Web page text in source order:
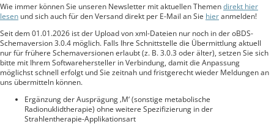
Wie immer können Sie unseren Newsletter mit aktuellen Themendirekt hier
lesen und sich auch für den Versand direkt per E-Mail an Sie hieranmelden!
Seit dem 01.01.2026 ist der Upload von xml-Dateien nur noch in der oBDS-
Schemaversion 3.0.4 möglich. Falls Ihre Schnittstelle die Übermittlung aktuell
nur für frühere Schemaversionen erlaubt (z. B. 3.0.3 oder älter), setzen Sie sich
bitte mit Ihrem Softwarehersteller in Verbindung, damit die Anpassung
möglichst schnell erfolgt und Sie zeitnah und fristgerecht wieder Meldungen an
uns übermitteln können.
Ergänzung der Ausprägung ‚M‘ (sonstige metabolische
Radionuklidtherapie) ohne weitere Spezifizierung in der
Strahlentherapie-Applikationsart